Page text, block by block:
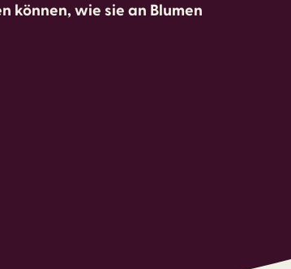
können, wie sie an Blumen